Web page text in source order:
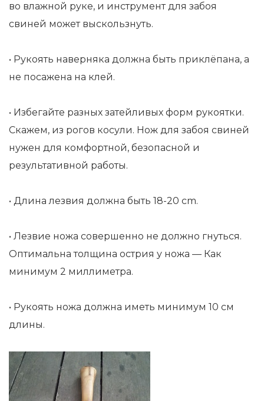
во влажной руке, и инструмент для забоя
свиней может выскользнуть.
• Рукоять наверняка должна быть приклёпана, а
не посажена на клей.
• Избегайте разных затейливых форм рукоятки.
Скажем, из рогов косули. Нож для забоя свиней
нужен для комфортной, безопасной и
результативной работы.
• Длина лезвия должна быть 18-20 cm.
• Лезвие ножа совершенно не должно гнуться.
Оптимальна толщина острия у ножа — Как
минимум 2 миллиметра.
• Рукоять ножа должна иметь минимум 10 см
длины.